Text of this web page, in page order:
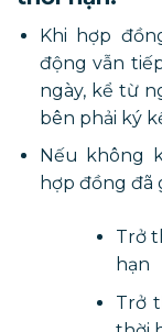
Khi hợp
động vẫn
ngày, kể từ
bên phải ký
Nếu không
hợp đồng đã
Trở
hạn
Trở